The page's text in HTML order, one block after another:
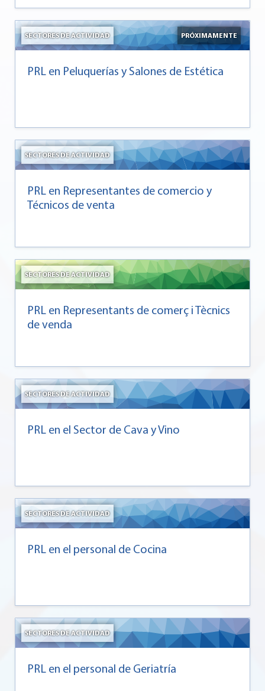
SECTORES DE ACTIVIDAD
PRL en el Sector de Cava y Vino
SECTORES DE ACTIVIDAD PRÓXIMAMENTE
PRL en Peluquerías y Salones de Estética
SECTORES DE ACTIVIDAD
PRL en el personal de Cocina
SECTORES DE ACTIVIDAD
PRL en el personal de Geriatría
SECTORES DE ACTIVIDAD
PRL en Representantes de comercio y
Técnicos de venta
SECTORES DE ACTIVIDAD
PRL en Representants de comerç i Tècnics
de venda